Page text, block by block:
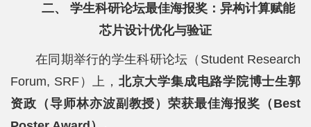
二、 学生科研论坛最佳海报奖：异构计算赋能
芯片设计优化与验证
在同期举行的学生科研论坛（Student Research
Forum, SRF）上， 北京大学集成电路学院博士生郭
资政（导师林亦波副教授）荣获最佳海报奖（Best